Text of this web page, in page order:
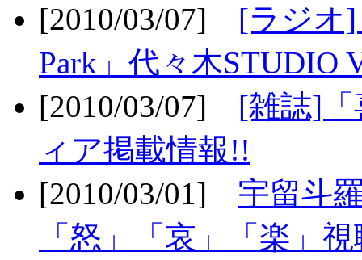
[2010/03/07] [ラジオ]
Park」代々木STUDIO
[2010/03/07] [雑誌]「
ィア掲載情報!!
[2010/03/01] 宇留斗
「怒」「哀」「楽」